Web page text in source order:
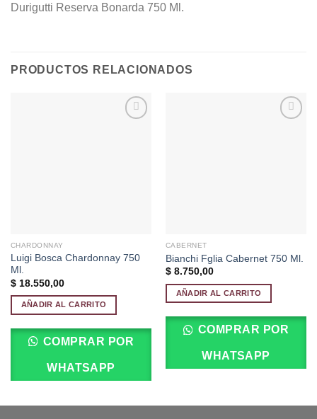
Durigutti Reserva Bonarda 750 Ml.
PRODUCTOS RELACIONADOS
CHARDONNAY
Luigi Bosca Chardonnay 750
Ml.
$18.550,00
AÑADIR AL CARRITO
COMPRAR POR
WHATSAPP
CABERNET
Bianchi Fglia Cabernet 750 Ml.
$8.750,00
AÑADIR AL CARRITO
COMPRAR POR
WHATSAPP